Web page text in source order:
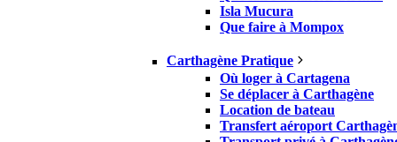
Isla Mucura
Que faire à Mompox
Carthagène Pratique
Où loger à Cartagena
Se déplacer à Carthagène
Location de bateau
Transfert aéroport